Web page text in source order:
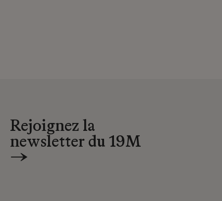
Rejoignez la
newsletter du 19M
→